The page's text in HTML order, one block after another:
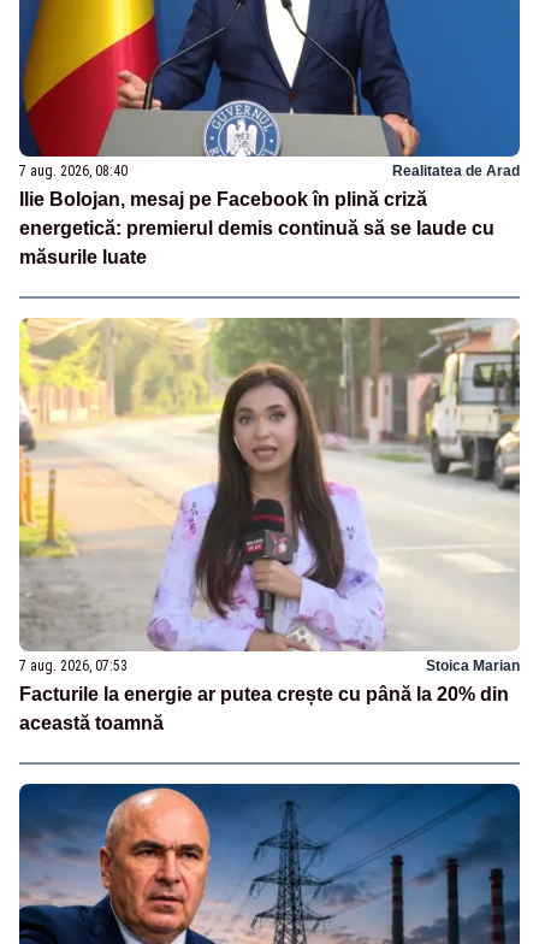
7 aug. 2026, 08:40 Realitatea de Arad
Ilie Bolojan, mesaj pe Facebook în plină criză
energetică: premierul demis continuă să se laude cu
măsurile luate
7 aug. 2026, 07:53 Stoica Marian
Facturile la energie ar putea crește cu până la 20% din
această toamnă